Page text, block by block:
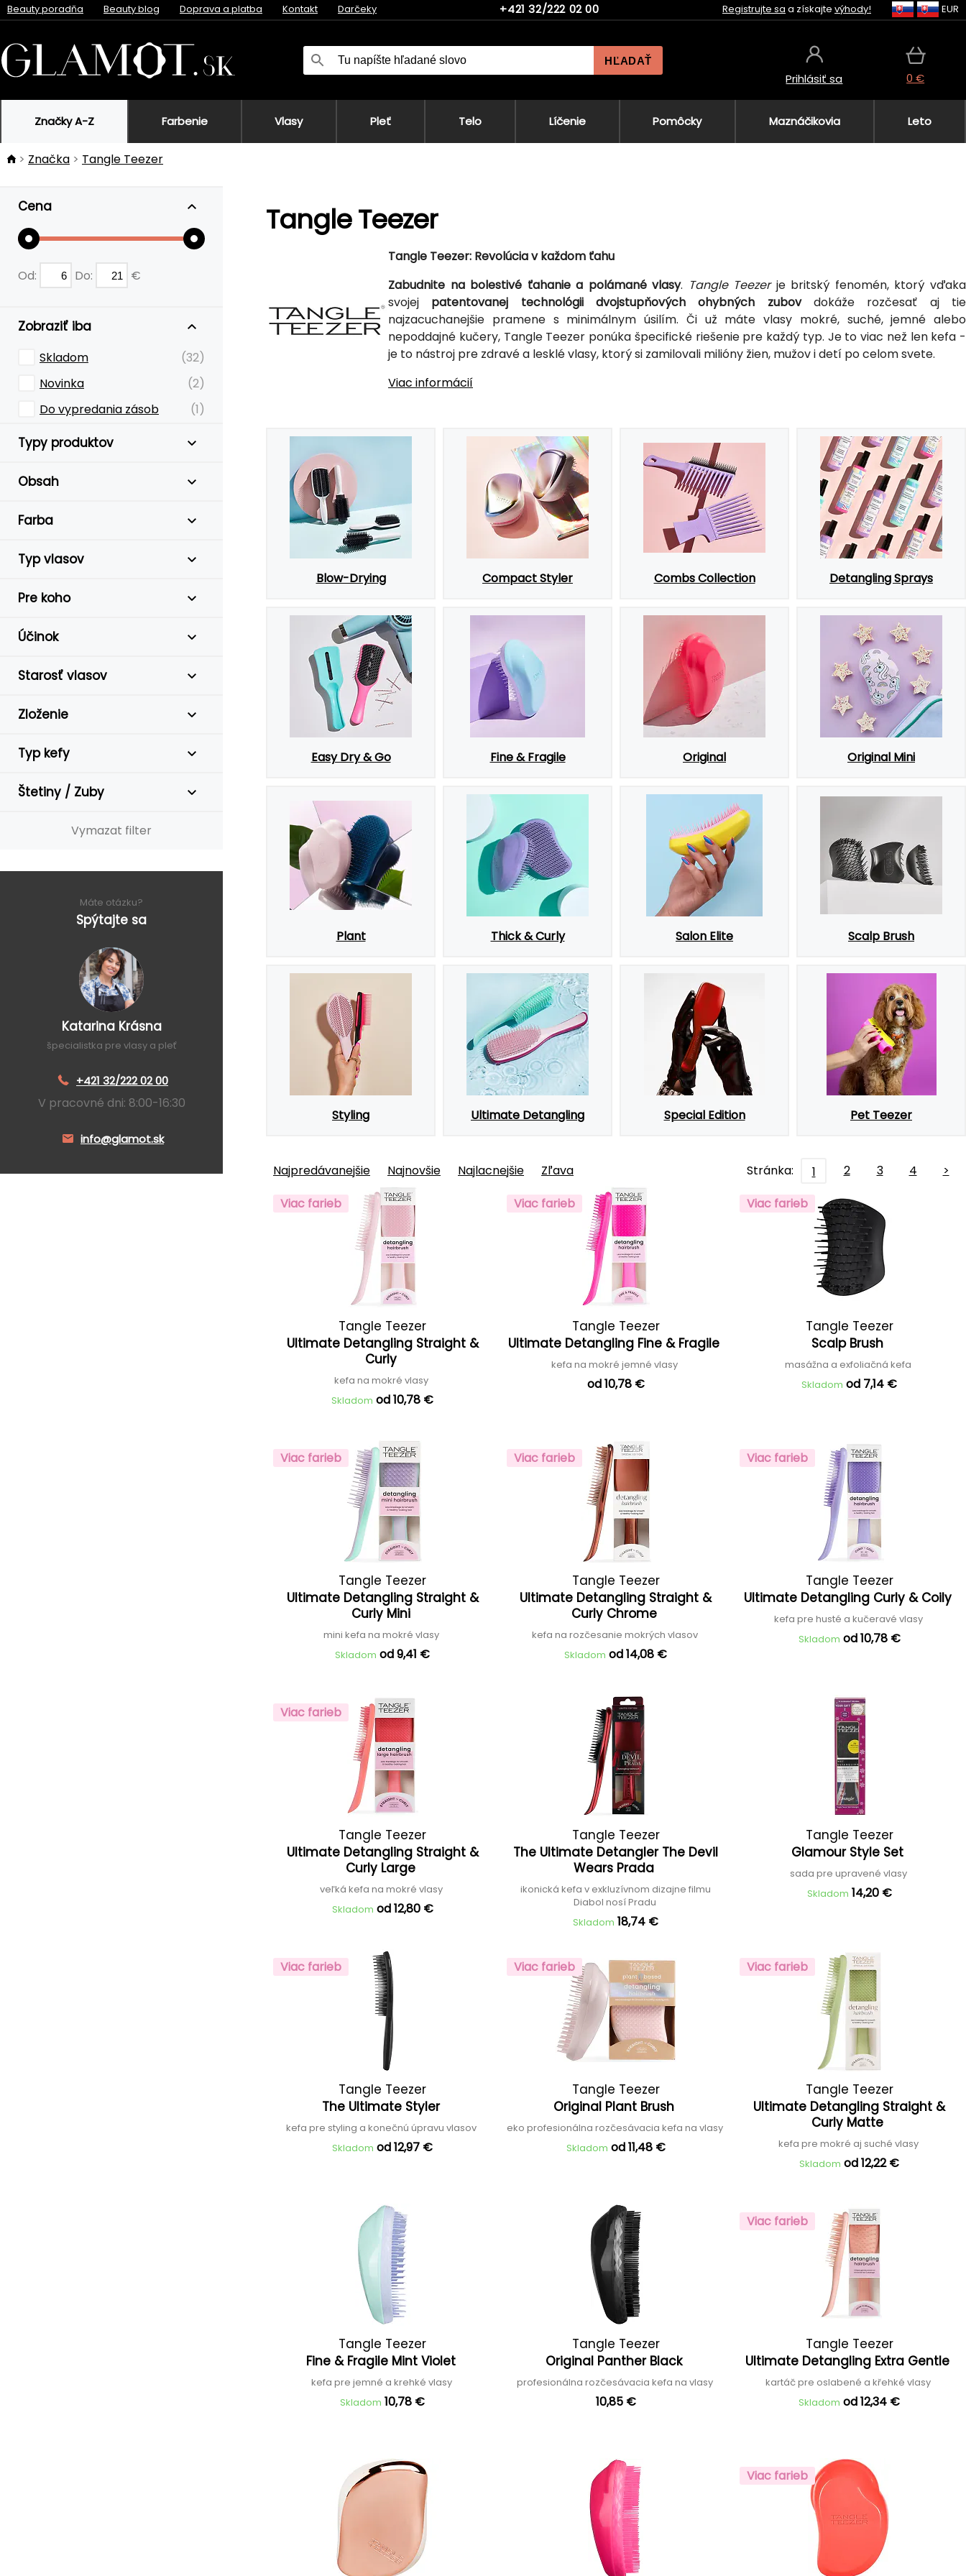
Beauty poradňa Beauty blog Doprava a platba Kontakt Darčeky +421 32/222 02 00 Registrujte sa a získajte výhody! EUR
HĽADAŤ
Prihlásiť sa 0 €
Značky A-Z Farbenie Vlasy Pleť Telo Líčenie Pomôcky Maznáčikovia Leto
Značka Tangle Teezer
Cena
Od: Do: €
Zobraziť iba
Skladom
(32)
Novinka
(2)
Do vypredania zásob
(1)
Typy produktov
Obsah
Farba
Typ vlasov
Pre koho
Účinok
Starosť vlasov
Zloženie
Typ kefy
Štetiny / Zuby
Vymazat filter
Máte otázku?
Spýtajte sa
Katarina Krásna
špecialistka pre vlasy a pleť
+421 32/222 02 00
V pracovné dni: 8:00-16:30
info@glamot.sk
Tangle Teezer
Tangle Teezer: Revolúcia v každom ťahu
Zabudnite na bolestivé ťahanie a polámané vlasy. Tangle Teezerje britský fenomén, ktorý vďaka
svojej patentovanej technológii dvojstupňových ohybných zubovdokáže rozčesať aj tie
najzacuchanejšie pramene s minimálnym úsilím. Či už máte vlasy mokré, suché, jemné alebo
nepoddajné kučery, Tangle Teezer ponúka špecifické riešenie pre každý typ. Je to viac než len kefa -
je to nástroj pre zdravé a lesklé vlasy, ktorý si zamilovali milióny žien, mužov i detí po celom svete.
Viac informácií
Blow-Drying Compact Styler Combs Collection Detangling Sprays
Easy Dry & Go Fine & Fragile Original Original Mini
Plant Thick & Curly Salon Elite Scalp Brush
Styling Ultimate Detangling Special Edition Pet Teezer
Najpredávanejšie Najnovšie Najlacnejšie Zľava Stránka: 1 2 3 4
>
Viac farieb
Tangle Teezer
Ultimate Detangling Straight &
Curly
kefa na mokré vlasy
Skladom od 10,78 €
Viac farieb
Tangle Teezer
Ultimate Detangling Fine & Fragile
kefa na mokré jemné vlasy
od 10,78 €
Viac farieb
Tangle Teezer
Scalp Brush
masážna a exfoliačná kefa
Skladom od 7,14 €
Viac farieb
Tangle Teezer
Ultimate Detangling Straight &
Curly Mini
mini kefa na mokré vlasy
Skladom od 9,41 €
Viac farieb
Tangle Teezer
Ultimate Detangling Straight &
Curly Chrome
kefa na rozčesanie mokrých vlasov
Skladom od 14,08 €
Viac farieb
Tangle Teezer
Ultimate Detangling Curly & Coily
kefa pre husté a kučeravé vlasy
Skladom od 10,78 €
Viac farieb
Tangle Teezer
Ultimate Detangling Straight &
Curly Large
veľká kefa na mokré vlasy
Skladom od 12,80 €
Tangle Teezer
The Ultimate Detangler The Devil
Wears Prada
ikonická kefa v exkluzívnom dizajne filmu
Diabol nosí Pradu
Skladom 18,74 €
Tangle Teezer
Glamour Style Set
sada pre upravené vlasy
Skladom 14,20 €
Viac farieb
Tangle Teezer
The Ultimate Styler
kefa pre styling a konečnú úpravu vlasov
Skladom od 12,97 €
Viac farieb
Tangle Teezer
Original Plant Brush
eko profesionálna rozčesávacia kefa na vlasy
Skladom od 11,48 €
Viac farieb
Tangle Teezer
Ultimate Detangling Straight &
Curly Matte
kefa pre mokré aj suché vlasy
Skladom od 12,22 €
Tangle Teezer
Fine & Fragile Mint Violet
kefa pre jemné a krehké vlasy
Skladom 10,78 €
Tangle Teezer
Original Panther Black
profesionálna rozčesávacia kefa na vlasy
10,85 €
Viac farieb
Tangle Teezer
Ultimate Detangling Extra Gentle
kartáč pre oslabené a křehké vlasy
Skladom od 12,34 €
Viac farieb